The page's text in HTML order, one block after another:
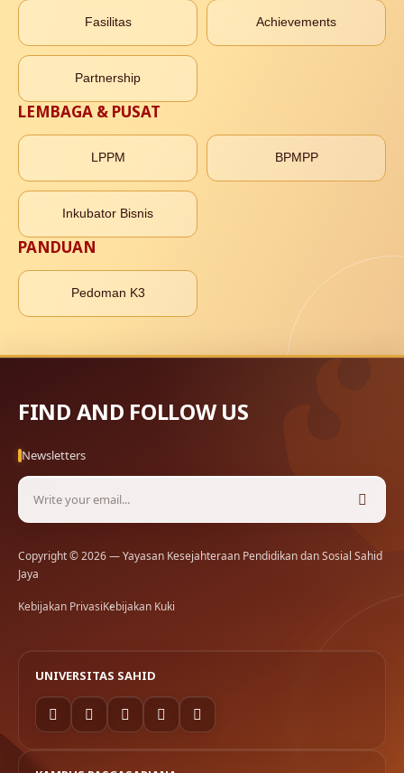
Fasilitas Achievements
Partnership
LEMBAGA & PUSAT
LPPM BPMPP
Inkubator Bisnis
PANDUAN
Pedoman K3
FIND AND FOLLOW US
Newsletters
Copyright © 2026 — Yayasan Kesejahteraan Pendidikan dan Sosial Sahid
Jaya
Kebijakan PrivasiKebijakan Kuki
UNIVERSITAS SAHID